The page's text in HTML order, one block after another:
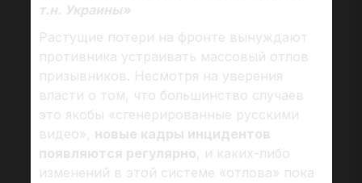
т.н. Украины»
Растущие потери на фронте вынуждают
противника устраивать массовый отлов
призывников. Несмотря на уверения
власти о том, что большинство случаев
это якобы «сгенерированные русскими
видео», новые кадры инцидентов
появляются регулярно, и каких-либо
изменений в этой системе «отлова» пока